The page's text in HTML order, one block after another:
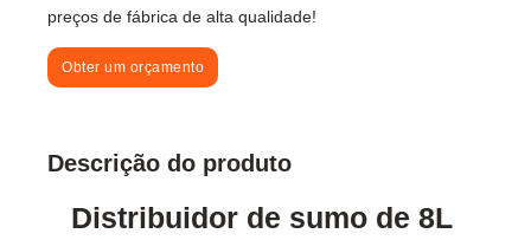
preços de fábrica de alta qualidade!
Obter um orçamento
Descrição do produto
Distribuidor de sumo de 8L